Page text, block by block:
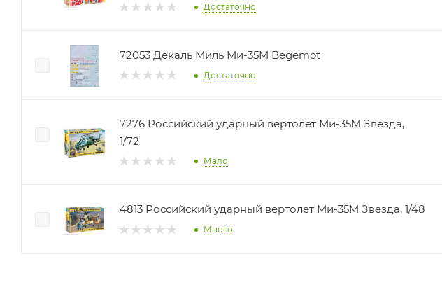
Достаточно
72053 Декаль Миль Ми-35М Begemot
Достаточно
7276 Российский ударный вертолет Ми-35М Звезда,
1/72
Мало
4813 Российский ударный вертолет Ми-35М Звезда, 1/48
Много